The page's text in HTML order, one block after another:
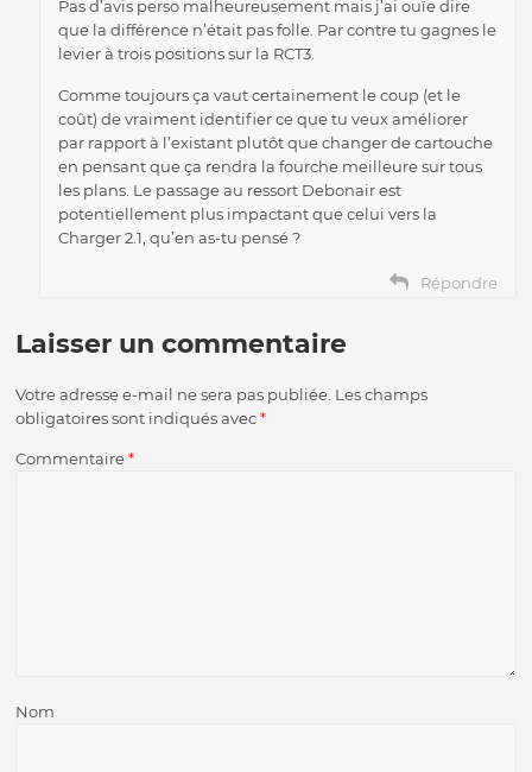
Pas d’avis perso malheureusement mais j’ai ouïe dire
que la différence n’était pas folle. Par contre tu gagnes le
levier à trois positions sur la RCT3.
Comme toujours ça vaut certainement le coup (et le
coût) de vraiment identifier ce que tu veux améliorer
par rapport à l’existant plutôt que changer de cartouche
en pensant que ça rendra la fourche meilleure sur tous
les plans. Le passage au ressort Debonair est
potentiellement plus impactant que celui vers la
Charger 2.1, qu’en as-tu pensé ?
Répondre
Laisser un commentaire
Votre adresse e-mail ne sera pas publiée. Les champs
obligatoires sont indiqués avec*
Commentaire*
Nom